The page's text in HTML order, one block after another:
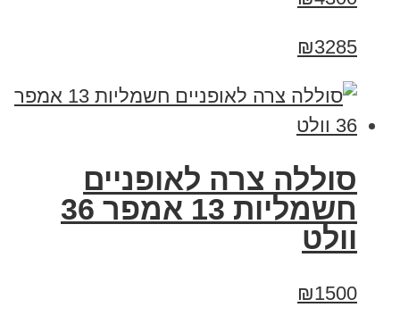
₪3285
סוללה צרה לאופניים
חשמליות 13 אמפר 36
וולט
₪1500